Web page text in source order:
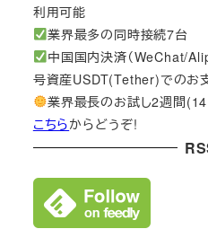
利用可能
業界最多の同時接続7台
中国国内決済（WeChat/
号資産USDT(Tether)でのお
業界最長のお試し2週間
こちらからどうぞ!